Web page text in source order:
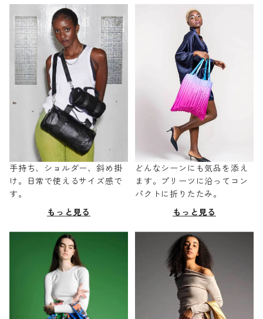
手持ち、ショルダー、斜め掛
け。日常で使えるサイズ感で
す。
もっと見る
どんなシーンにも気品を添え
ます。プリーツに沿ってコン
パクトに折りたたみ。
もっと見る